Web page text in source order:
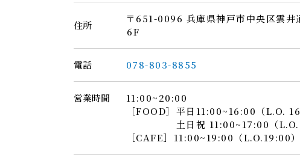
住所
〒651-0096 兵庫県神戸市中央区雲井
6F
電話 078-803-8855
営業時間
11:00~20:00
［FOOD］平日11:00~16:00（L.O.
土日祝 11:00~17:00（L.O.
［CAFE］11:00~19:00（L.O.19:00）